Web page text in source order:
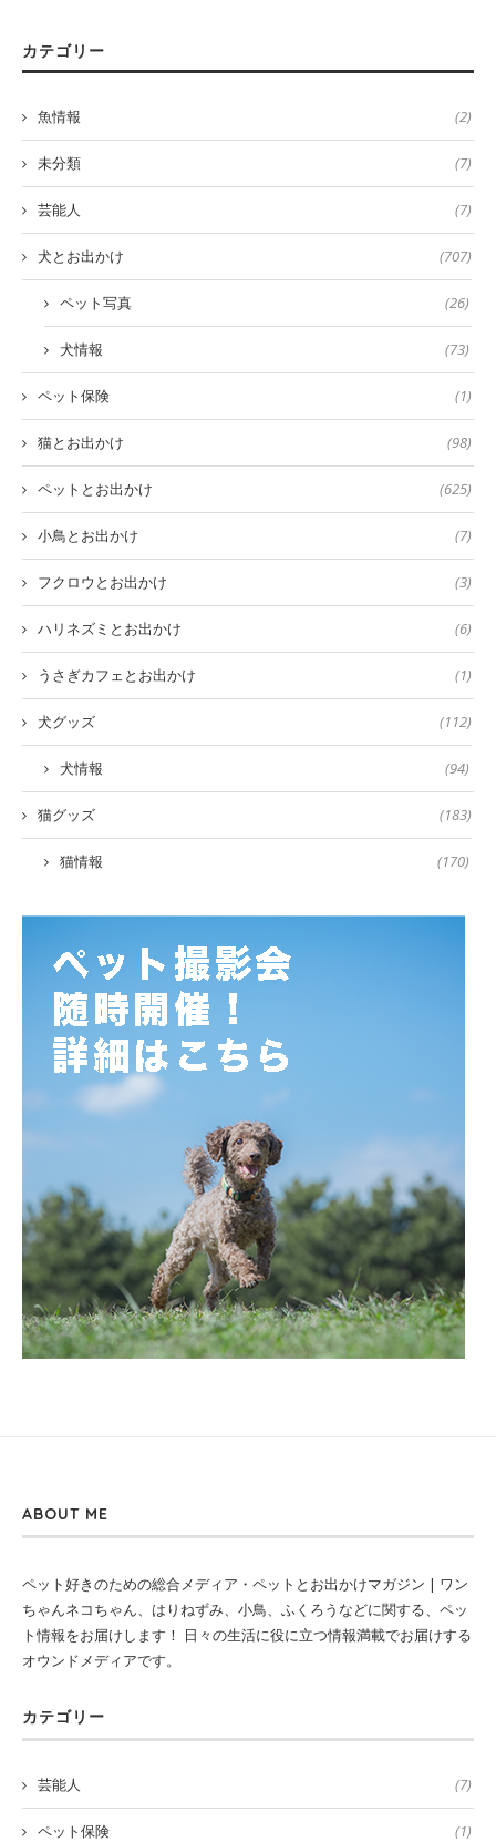
カテゴリー
魚情報 (2)
未分類 (7)
芸能人 (7)
犬とお出かけ (707)
ペット写真 (26)
犬情報 (73)
ペット保険 (1)
猫とお出かけ (98)
ペットとお出かけ (625)
小鳥とお出かけ (7)
フクロウとお出かけ (3)
ハリネズミとお出かけ (6)
うさぎカフェとお出かけ (1)
犬グッズ (112)
犬情報 (94)
猫グッズ (183)
猫情報 (170)
ABOUT ME
ペット好きのための総合メディア・ペットとお出かけマガジン | ワン
ちゃんネコちゃん、はりねずみ、小鳥、ふくろうなどに関する、ペッ
ト情報をお届けします！ 日々の生活に役に立つ情報満載でお届けする
オウンドメディアです。
カテゴリー
芸能人 (7)
ペット保険 (1)